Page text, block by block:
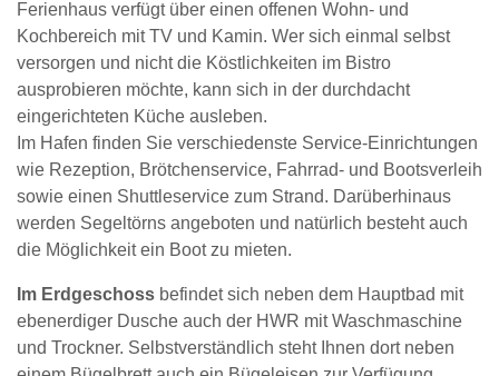
Ferienhaus verfügt über einen offenen Wohn- und
Kochbereich mit TV und Kamin. Wer sich einmal selbst
versorgen und nicht die Köstlichkeiten im Bistro
ausprobieren möchte, kann sich in der durchdacht
eingerichteten Küche ausleben.
Im Hafen finden Sie verschiedenste Service-Einrichtungen
wie Rezeption, Brötchenservice, Fahrrad- und Bootsverleih
sowie einen Shuttleservice zum Strand. Darüberhinaus
werden Segeltörns angeboten und natürlich besteht auch
die Möglichkeit ein Boot zu mieten.
Im Erdgeschoss befindet sich neben dem Hauptbad mit
ebenerdiger Dusche auch der HWR mit Waschmaschine
und Trockner. Selbstverständlich steht Ihnen dort neben